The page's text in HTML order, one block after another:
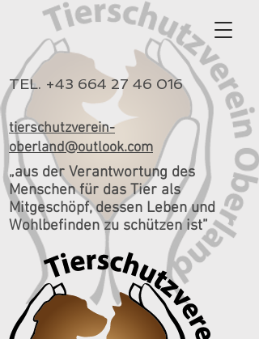
TEL. +43 664 27 46 016
„aus der Verantwortung des
Menschen für das Tier als
Mitgeschöpf, dessen Leben und
Wohlbefinden zu schützen ist”
tierschutzverein-
oberland@outlook.com